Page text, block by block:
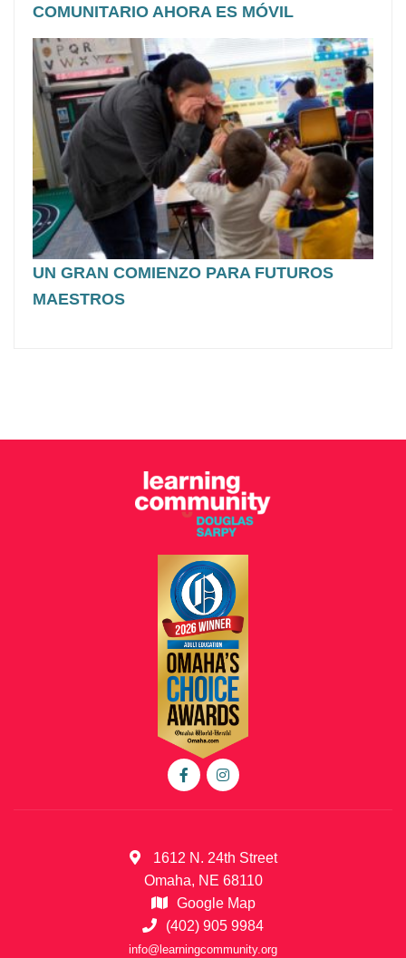
COMUNITARIO AHORA ES MÓVIL
UN GRAN COMIENZO PARA FUTUROS
MAESTROS
1612 N. 24th Street
Omaha, NE 68110
Google Map
(402) 905 9984
info@learningcommunity.org